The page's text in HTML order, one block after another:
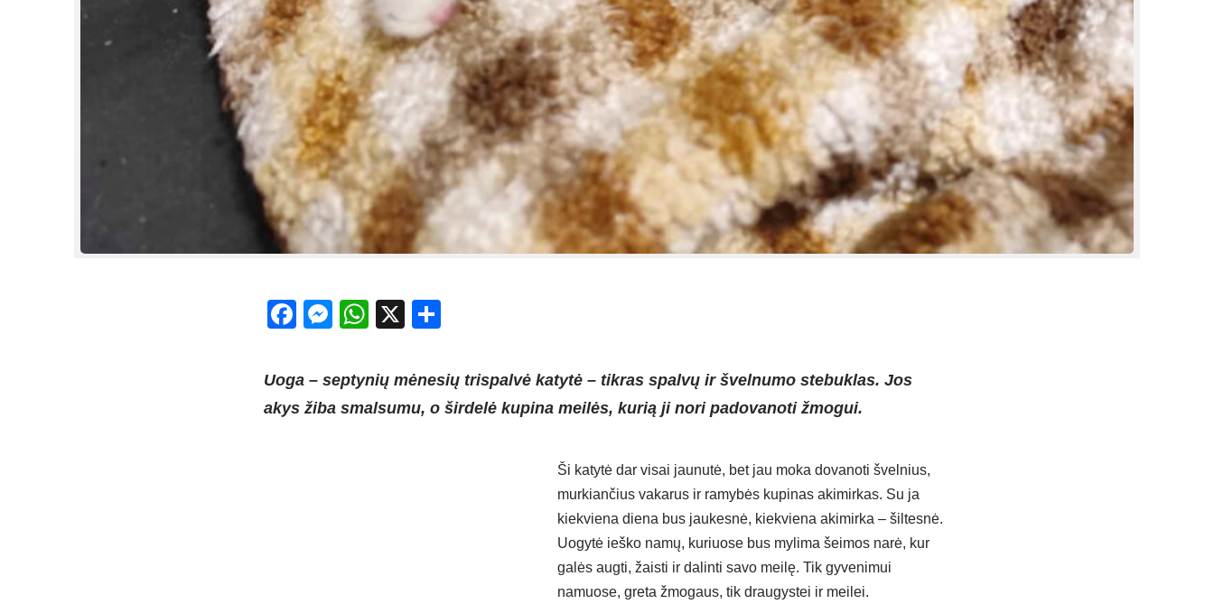
Facebook
Messenger
WhatsApp
X
Uoga – septynių mėnesių trispalvė katytė – tikras spalvų ir švelnumo stebuklas. Jos
akys žiba smalsumu, o širdelė kupina meilės, kurią ji nori padovanoti žmogui.
Ši katytė dar visai jaunutė, bet jau moka dovanoti švelnius,
murkiančius vakarus ir ramybės kupinas akimirkas. Su ja
kiekviena diena bus jaukesnė, kiekviena akimirka – šiltesnė.
Uogytė ieško namų, kuriuose bus mylima šeimos narė, kur
galės augti, žaisti ir dalinti savo meilę. Tik gyvenimui
namuose, greta žmogaus, tik draugystei ir meilei.